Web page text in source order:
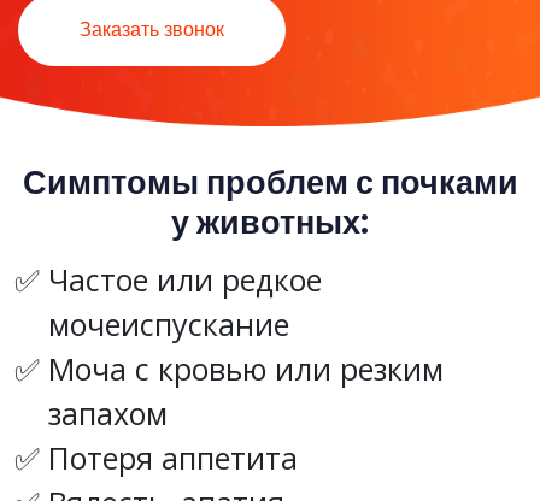
Заказать звонок
Симптомы проблем с почками
у животных:
Частое или редкое
мочеиспускание
Моча с кровью или резким
запахом
Потеря аппетита